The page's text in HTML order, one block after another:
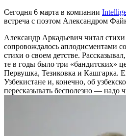
Сегодня 6 марта в компании
встреча с поэтом Александром
Александр Аркадьевич читал
сопровождалось аплодисментами
стихи о своем детстве.
те в годы было три «бандитских»
Первушка, Тезиковка и Кашгарка.
Узбекистане и, конечно, об
пересказывать бесполезно — надо